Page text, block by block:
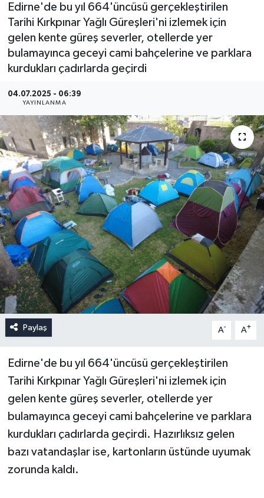
Edirne'de bu yıl 664'üncüsü gerçekleştirilen
Tarihi Kırkpınar Yağlı Güreşleri'ni izlemek için
gelen kente güreş severler, otellerde yer
bulamayınca geceyi cami bahçelerine ve parklara
kurdukları çadırlarda geçirdi
04.07.2025 - 06:39
YAYINLANMA
Paylaş A- A+
Edirne'de bu yıl 664'üncüsü gerçekleştirilen
Tarihi Kırkpınar Yağlı Güreşleri'ni izlemek için
gelen kente güreş severler, otellerde yer
bulamayınca geceyi cami bahçelerine ve parklara
kurdukları çadırlarda geçirdi. Hazırlıksız gelen
bazı vatandaşlar ise, kartonların üstünde uyumak
zorunda kaldı.
Haber Arşivi